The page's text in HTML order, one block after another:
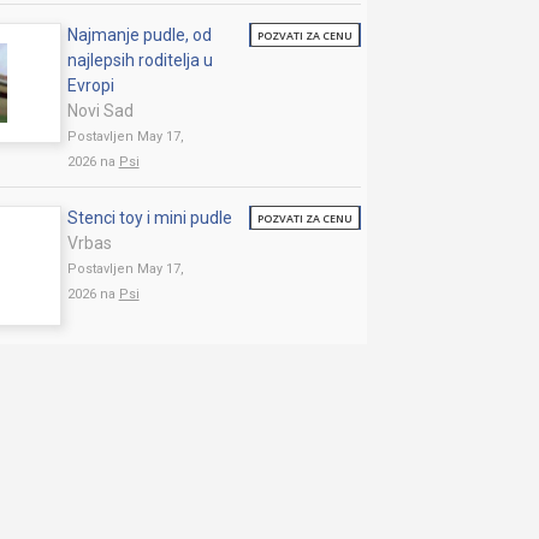
Najmanje pudle, od
najlepsih roditelja u
Evropi
Novi Sad
Postavljen May 17,
2026 na Psi
POZVATI ZA CENU
Stenci toy i mini pudle
Vrbas
Postavljen May 17,
2026 na Psi
POZVATI ZA CENU